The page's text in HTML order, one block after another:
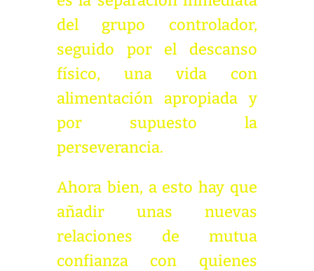
del grupo controlador,
seguido por el descanso
físico, una vida con
alimentación apropiada y
por supuesto la
perseverancia.
Ahora bien, a esto hay que
añadir unas nuevas
relaciones de mutua
confianza con quienes